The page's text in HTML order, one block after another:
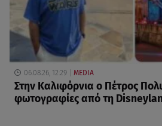
06.08.26, 12:29 MEDIA
Στην Καλιφόρνια ο Πέτρος
φωτογραφίες από τη